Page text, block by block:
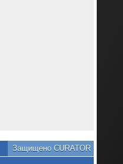
Защищено CURATOR